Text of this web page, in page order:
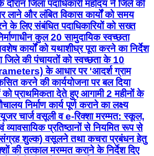
जिला पदाधिकारी महोदय ने जिले की
लाने और लंबित विकास कार्यों को समय
के लिए संबंधित पदाधिकारियों को सख्त
कुल 20 सामुदायिक स्वच्छता
कार्यों को यथाशीघ्र पूरा करने का निर्देश
जिले की पंचायतों को स्वच्छता के 10
के आधार पर 'आदर्श ग्राम
करने की कार्ययोजना पर बल दिया
को प्राथमिकता देते हुए आगामी 2 महीनों के
निर्माण कार्य पूर्ण कराने का लक्ष्य
यूजर चार्ज वसूली व e-रिक्शा मरम्मत: स्कूल,
व्यावसायिक प्रतिष्ठानों से नियमित रूप से
संग्रह शुल्क) वसूलने तथा कचरा प्रबंधन हेतु
की तत्काल मरम्मत कराने के निर्देश दिए